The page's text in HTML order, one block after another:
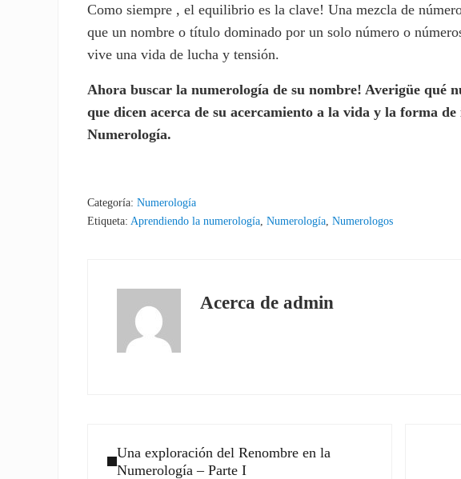
Como siempre , el equilibrio es la clave! Una mezcla de
que un nombre o título dominado por un solo número o
vive una vida de lucha y tensión.
Ahora buscar la numerología de su nombre! Averigüe qué
que dicen acerca de su acercamiento a la vida y la forma
Numerología.
Categoría:Numerología
Etiqueta: Aprendiendo la numerología ,Numerología ,Numerologos
Acerca deadmin
Una exploración del Renombre en la
Numerología – Parte I